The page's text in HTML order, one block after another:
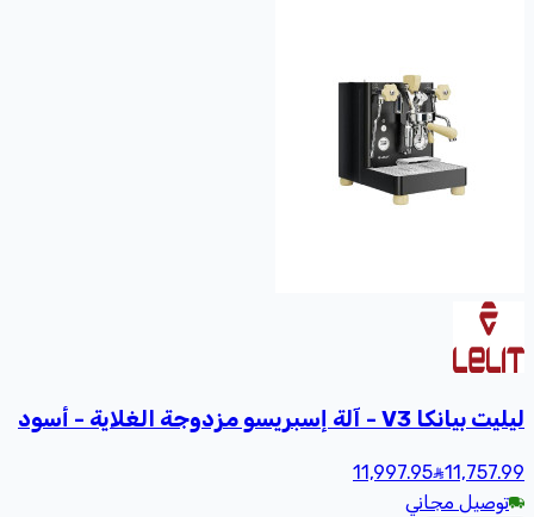
ليليت بيانكا V3 - آلة إسبريسو مزدوجة الغلاية - أسود
11,757.99
11,997.95
توصيل مجاني